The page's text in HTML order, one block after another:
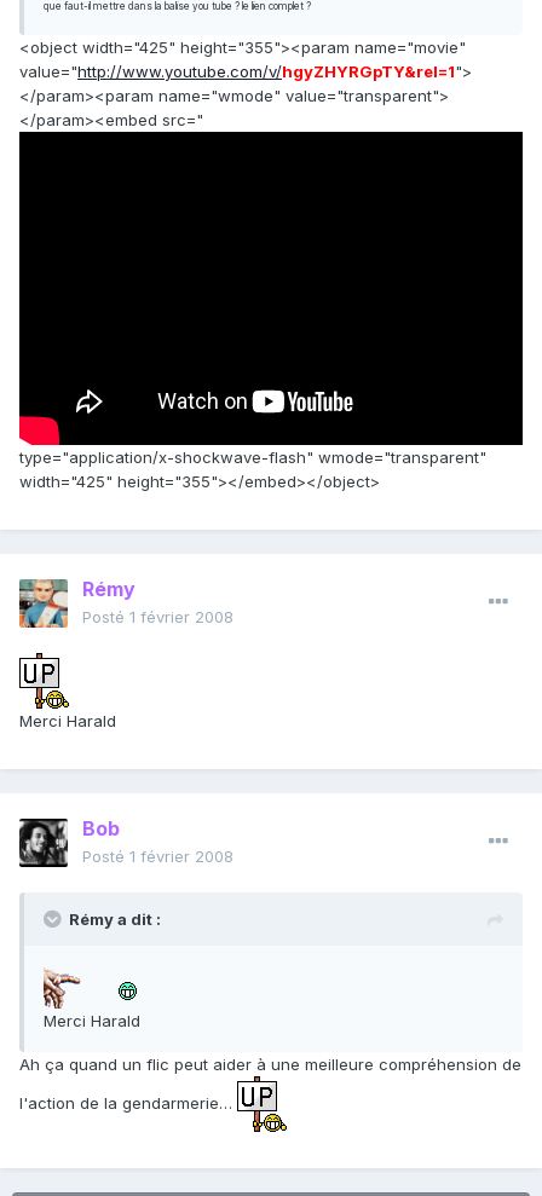
que faut-il mettre dans la balise you tube ? le lien complet ?
<object width="425" height="355"><param name="movie"
value="http://www.youtube.com/v/hgyZHYRGpTY&rel=1">
</param><param name="wmode" value="transparent">
</param><embed src="
type="application/x-shockwave-flash" wmode="transparent"
width="425" height="355"></embed></object>
Rémy
Posté 1 février 2008
Merci Harald
Bob
Posté 1 février 2008
Rémy a dit :
Merci Harald
Ah ça quand un flic peut aider à une meilleure compréhension de
l'action de la gendarmerie…